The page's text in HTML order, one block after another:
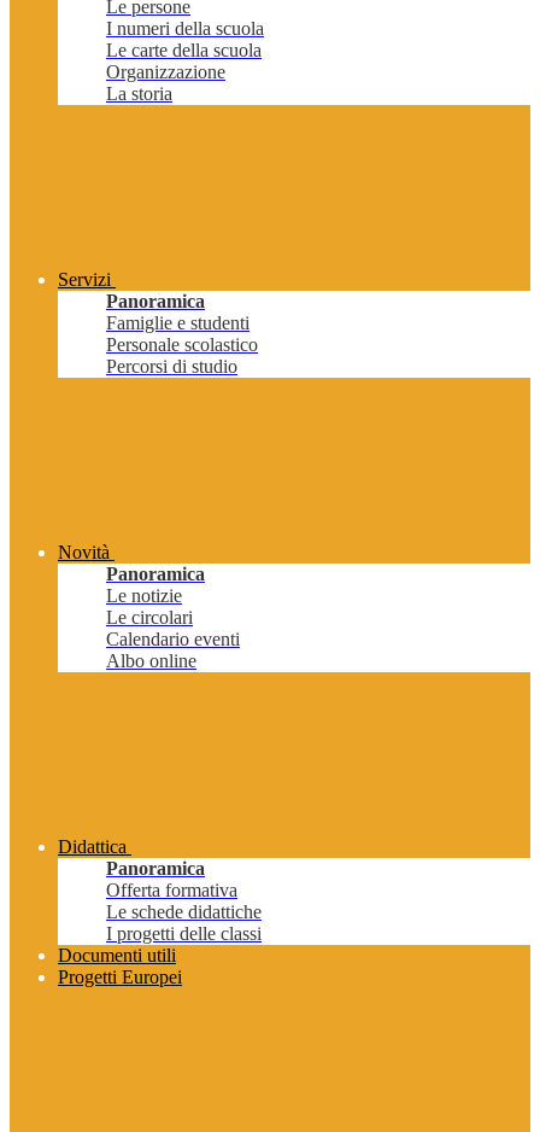
Le persone
I numeri della scuola
Le carte della scuola
Organizzazione
La storia
Servizi
Panoramica
Famiglie e studenti
Personale scolastico
Percorsi di studio
Novità
Panoramica
Le notizie
Le circolari
Calendario eventi
Albo online
Didattica
Panoramica
Offerta formativa
Le schede didattiche
I progetti delle classi
Documenti utili
Progetti Europei